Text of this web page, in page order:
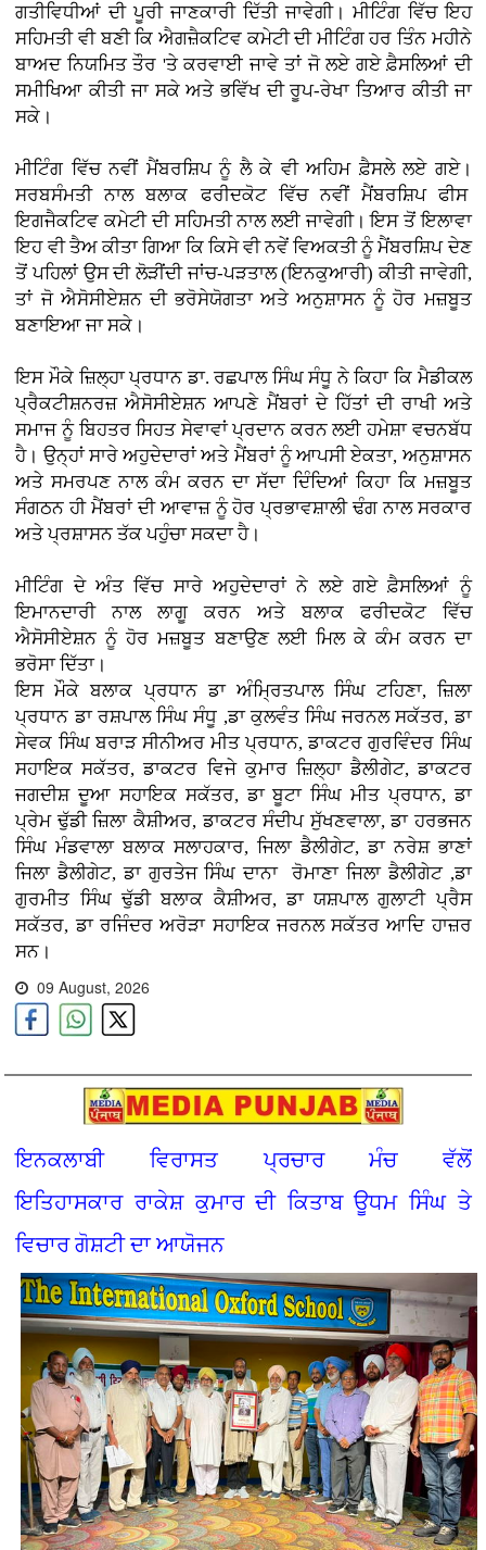
ਗਤੀਵਿਧੀਆਂ ਦੀ ਪੂਰੀ ਜਾਣਕਾਰੀ ਦਿੱਤੀ ਜਾਵੇਗੀ। ਮੀਟਿੰਗ ਵਿੱਚ ਇਹ
ਸਹਿਮਤੀ ਵੀ ਬਣੀ ਕਿ ਐਗਜ਼ੈਕਟਿਵ ਕਮੇਟੀ ਦੀ ਮੀਟਿੰਗ ਹਰ ਤਿੰਨ ਮਹੀਨੇ
ਬਾਅਦ ਨਿਯਮਿਤ ਤੌਰ 'ਤੇ ਕਰਵਾਈ ਜਾਵੇ ਤਾਂ ਜੋ ਲਏ ਗਏ ਫ਼ੈਸਲਿਆਂ ਦੀ
ਸਮੀਖਿਆ ਕੀਤੀ ਜਾ ਸਕੇ ਅਤੇ ਭਵਿੱਖ ਦੀ ਰੂਪ-ਰੇਖਾ ਤਿਆਰ ਕੀਤੀ ਜਾ
ਸਕੇ।
ਮੀਟਿੰਗ ਵਿੱਚ ਨਵੀਂ ਮੈਂਬਰਸ਼ਿਪ ਨੂੰ ਲੈ ਕੇ ਵੀ ਅਹਿਮ ਫ਼ੈਸਲੇ ਲਏ ਗਏ।
ਸਰਬਸੰਮਤੀ ਨਾਲ ਬਲਾਕ ਫਰੀਦਕੋਟ ਵਿੱਚ ਨਵੀਂ ਮੈਂਬਰਸ਼ਿਪ ਫੀਸ
ਇਗਜੈਕਟਿਵ ਕਮੇਟੀ ਦੀ ਸਹਿਮਤੀ ਨਾਲ ਲਈ ਜਾਵੇਗੀ। ਇਸ ਤੋਂ ਇਲਾਵਾ
ਇਹ ਵੀ ਤੈਅ ਕੀਤਾ ਗਿਆ ਕਿ ਕਿਸੇ ਵੀ ਨਵੇਂ ਵਿਅਕਤੀ ਨੂੰ ਮੈਂਬਰਸ਼ਿਪ ਦੇਣ
ਤੋਂ ਪਹਿਲਾਂ ਉਸ ਦੀ ਲੋੜੀਂਦੀ ਜਾਂਚ-ਪੜਤਾਲ (ਇਨਕੁਆਰੀ) ਕੀਤੀ ਜਾਵੇਗੀ,
ਤਾਂ ਜੋ ਐਸੋਸੀਏਸ਼ਨ ਦੀ ਭਰੋਸੇਯੋਗਤਾ ਅਤੇ ਅਨੁਸ਼ਾਸਨ ਨੂੰ ਹੋਰ ਮਜ਼ਬੂਤ
ਬਣਾਇਆ ਜਾ ਸਕੇ।
ਇਸ ਮੌਕੇ ਜ਼ਿਲ੍ਹਾ ਪ੍ਰਧਾਨ ਡਾ. ਰਛਪਾਲ ਸਿੰਘ ਸੰਧੂ ਨੇ ਕਿਹਾ ਕਿ ਮੈਡੀਕਲ
ਪ੍ਰੈਕਟੀਸ਼ਨਰਜ਼ ਐਸੋਸੀਏਸ਼ਨ ਆਪਣੇ ਮੈਂਬਰਾਂ ਦੇ ਹਿੱਤਾਂ ਦੀ ਰਾਖੀ ਅਤੇ
ਸਮਾਜ ਨੂੰ ਬਿਹਤਰ ਸਿਹਤ ਸੇਵਾਵਾਂ ਪ੍ਰਦਾਨ ਕਰਨ ਲਈ ਹਮੇਸ਼ਾ ਵਚਨਬੱਧ
ਹੈ। ਉਨ੍ਹਾਂ ਸਾਰੇ ਅਹੁਦੇਦਾਰਾਂ ਅਤੇ ਮੈਂਬਰਾਂ ਨੂੰ ਆਪਸੀ ਏਕਤਾ, ਅਨੁਸ਼ਾਸਨ
ਅਤੇ ਸਮਰਪਣ ਨਾਲ ਕੰਮ ਕਰਨ ਦਾ ਸੱਦਾ ਦਿੰਦਿਆਂ ਕਿਹਾ ਕਿ ਮਜ਼ਬੂਤ
ਸੰਗਠਨ ਹੀ ਮੈਂਬਰਾਂ ਦੀ ਆਵਾਜ਼ ਨੂੰ ਹੋਰ ਪ੍ਰਭਾਵਸ਼ਾਲੀ ਢੰਗ ਨਾਲ ਸਰਕਾਰ
ਅਤੇ ਪ੍ਰਸ਼ਾਸਨ ਤੱਕ ਪਹੁੰਚਾ ਸਕਦਾ ਹੈ।
ਮੀਟਿੰਗ ਦੇ ਅੰਤ ਵਿੱਚ ਸਾਰੇ ਅਹੁਦੇਦਾਰਾਂ ਨੇ ਲਏ ਗਏ ਫ਼ੈਸਲਿਆਂ ਨੂੰ
ਇਮਾਨਦਾਰੀ ਨਾਲ ਲਾਗੂ ਕਰਨ ਅਤੇ ਬਲਾਕ ਫਰੀਦਕੋਟ ਵਿੱਚ
ਐਸੋਸੀਏਸ਼ਨ ਨੂੰ ਹੋਰ ਮਜ਼ਬੂਤ ਬਣਾਉਣ ਲਈ ਮਿਲ ਕੇ ਕੰਮ ਕਰਨ ਦਾ
ਭਰੋਸਾ ਦਿੱਤਾ।
ਇਸ ਮੌਕੇ ਬਲਾਕ ਪ੍ਰਧਾਨ ਡਾ ਅੰਮ੍ਰਿਤਪਾਲ ਸਿੰਘ ਟਹਿਣਾ, ਜ਼ਿਲਾ
ਪ੍ਰਧਾਨ ਡਾ ਰਸ਼ਪਾਲ ਸਿੰਘ ਸੰਧੂ ,ਡਾ ਕੁਲਵੰਤ ਸਿੰਘ ਜਰਨਲ ਸਕੱਤਰ, ਡਾ
ਸੇਵਕ ਸਿੰਘ ਬਰਾੜ ਸੀਨੀਅਰ ਮੀਤ ਪ੍ਰਧਾਨ, ਡਾਕਟਰ ਗੁਰਵਿੰਦਰ ਸਿੰਘ
ਸਹਾਇਕ ਸਕੱਤਰ, ਡਾਕਟਰ ਵਿਜੇ ਕੁਮਾਰ ਜ਼ਿਲ੍ਹਾ ਡੈਲੀਗੇਟ, ਡਾਕਟਰ
ਜਗਦੀਸ਼ ਦੂਆ ਸਹਾਇਕ ਸਕੱਤਰ, ਡਾ ਬੂਟਾ ਸਿੰਘ ਮੀਤ ਪ੍ਰਧਾਨ, ਡਾ
ਪ੍ਰੇਮ ਢੁੱਡੀ ਜ਼ਿਲਾ ਕੈਸ਼ੀਅਰ, ਡਾਕਟਰ ਸੰਦੀਪ ਸੁੱਖਣਵਾਲਾ, ਡਾ ਹਰਭਜਨ
ਸਿੰਘ ਮੰਡਵਾਲਾ ਬਲਾਕ ਸਲਾਹਕਾਰ, ਜਿਲਾ ਡੈਲੀਗੇਟ, ਡਾ ਨਰੇਸ਼ ਭਾਣਾਂ
ਜਿਲਾ ਡੈਲੀਗੇਟ, ਡਾ ਗੁਰਤੇਜ ਸਿੰਘ ਦਾਨਾ ਰੋਮਾਣਾ ਜਿਲਾ ਡੈਲੀਗੇਟ ,ਡਾ
ਗੁਰਮੀਤ ਸਿੰਘ ਢੁੱਡੀ ਬਲਾਕ ਕੈਸ਼ੀਅਰ, ਡਾ ਯਸ਼ਪਾਲ ਗੁਲਾਟੀ ਪ੍ਰੈਸ
ਸਕੱਤਰ, ਡਾ ਰਜਿੰਦਰ ਅਰੋੜਾ ਸਹਾਇਕ ਜਰਨਲ ਸਕੱਤਰ ਆਦਿ ਹਾਜ਼ਰ
ਸਨ।
09 August, 2026
ਇਨਕਲਾਬੀ ਵਿਰਾਸਤ ਪ੍ਰਚਾਰ ਮੰਚ ਵੱਲੋਂ
ਇਤਿਹਾਸਕਾਰ ਰਾਕੇਸ਼ ਕੁਮਾਰ ਦੀ ਕਿਤਾਬ ਊਧਮ ਸਿੰਘ ਤੇ
ਵਿਚਾਰ ਗੋਸ਼ਟੀ ਦਾ ਆਯੋਜਨ